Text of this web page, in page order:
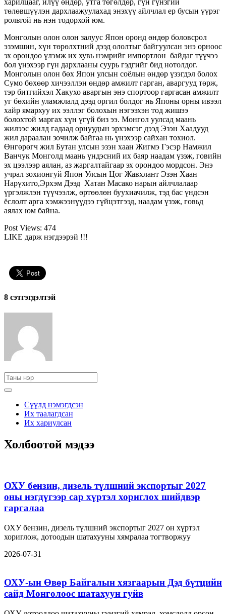
төлөвшүүлэн дархлаажуулахад энэхүү айлчлал ер бусын үүрэг
рольтой нь нэн тодорхой юм.
Монголын олон олон залуус Япон оронд өндөр боловсрол
эзэмшин, хүн төрөлхтний дээд ололтыг байгуулсан энэ орноос
эх орондоо үлэмж их хувь нэмрийг импортлон байдаг түүчээ
бол үнэхээр гүн дархлааны суурь гэдгийг бид нотолдог.
Монголын олон бөх Япон улсын соёлын өндөр үзэгдэл болох
Сумо бөхөөр хичээллэн өндөр амжилт гарган, аваргууд төрж,
тэр битгийхэл Хакухо аваргын энэ спортоор гаргасан амжилт
уг бөхийн уламжлалд дээд оргил болдог нь Японы орны ивээл
хайр ямархуу их ээллэг болохын нэгээхэн тод жишээ
болохтой маргах хүн үгүй биз ээ. Монгол уулсад маань
жилээс жилд гадаад орнуудын эрхэмсэг дээд Эзэн Хаадууд
жил дараалан зочилж байгаа нь үнэхээр сайхан тохиол.
Өнгөрөгч жил Бутан улсын эзэн хаан Жигмэ Гэсэр Намжил
Ванчук Монголд маань үндэсний их баяр наадам үзэж, говийн
эх цээлээр аялан, аз жаргалтайгаар эх орондоо мордсон. Энэ
учрал зохионгуй Япон Улсын Цог Жавхлант Эзэн Хаан
Нарүхито,Эрхэм Дээд Хатан Масако нарын айлчлалаар
үргэлжлэн түүчээлж, өртөөлөн буухиачилж, тэд бас үндсэн
ёслолт арга хэмжээнүүдээ гүйцэтгээд, наадам үзэж, говьд
аялах юм байна.
Post Views: 474
LIKE дарж нэгдээрэй !!!
8 cэтгэгдэлтэй
Сүүлд нэмэгдсэн
Их таалагдсан
Их хариулсан
Холбоотой мэдээ
ОХУ бензин, дизель түлшний экспортыг 2027
оны нэгдүгээр сар хүртэл хориглох шийдвэр
гаргалаа
ОХУ бензин, дизель түлшний экспортыг 2027 он хүртэл
хориглож, дотоодын шатахууны хямралаа тогтворжуу
2026-07-31
ОХУ-ын Өвөр Байгалын хязгаарын Дэд бүтцийн
сайд Монголоос шатахуун гуйв